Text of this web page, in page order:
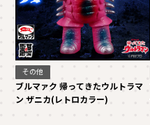
その他
ブルマァク 帰ってきたウルトラマ
ン ザニカ(レトロカラー)